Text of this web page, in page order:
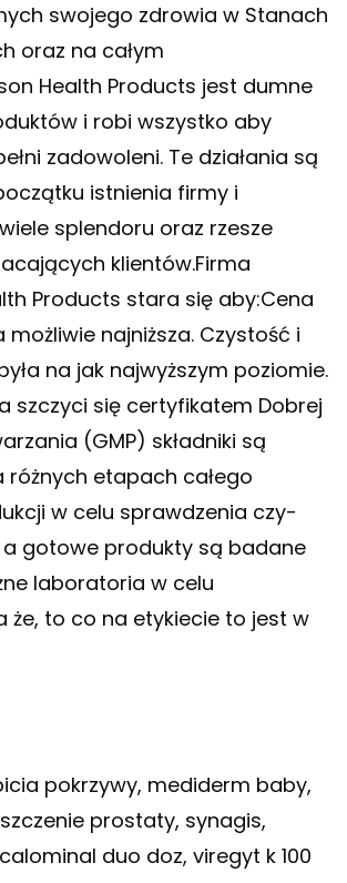
swojego zdrowia w Stanach
oraz na całym
Health Products jest dumne
i robi wszystko aby
zadowoleni. Te działania są
istnienia firmy i
splendoru oraz rzesze
klientów.Firma
Products stara się aby:Cena
możliwie najniższa. Czystość i
na jak najwyższym poziomie.
szczyci się certyfikatem Dobrej
(GMP) składniki są
etapach całego
w celu sprawdzenia czy-
gotowe produkty są badane
laboratoria w celu
że, to co na etykiecie to jest w
pokrzywy, mediderm baby,
prostaty, synagis,
duo doz, viregyt k 100